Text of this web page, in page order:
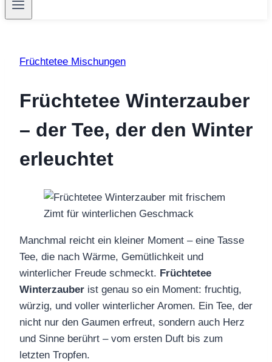
Früchtetee Mischungen
Früchtetee Winterzauber
– der Tee, der den Winter
erleuchtet
Manchmal reicht ein kleiner Moment – eine Tasse
Tee, die nach Wärme, Gemütlichkeit und
winterlicher Freude schmeckt. Früchtetee
Winterzauber ist genau so ein Moment: fruchtig,
würzig, und voller winterlicher Aromen. Ein Tee, der
nicht nur den Gaumen erfreut, sondern auch Herz
und Sinne berührt – vom ersten Duft bis zum
letzten Tropfen.